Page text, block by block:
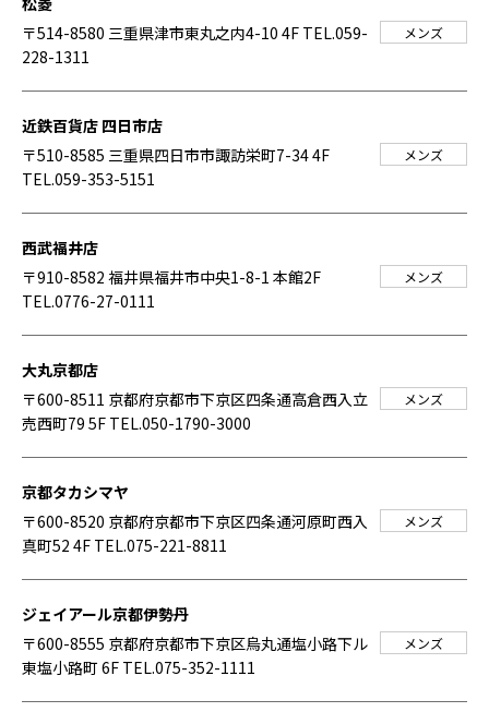
〒514-8580 三重県津市東丸之内4-10 4F TEL.059-
228-1311
メンズ
近鉄百貨店 四日市店
〒510-8585 三重県四日市市諏訪栄町7-34 4F
TEL.059-353-5151
メンズ
西武福井店
〒910-8582 福井県福井市中央1-8-1 本館2F
TEL.0776-27-0111
メンズ
大丸京都店
〒600-8511 京都府京都市下京区四条通高倉西入立
売西町79 5F TEL.050-1790-3000
メンズ
京都タカシマヤ
〒600-8520 京都府京都市下京区四条通河原町西入
真町52 4F TEL.075-221-8811
メンズ
ジェイアール京都伊勢丹
〒600-8555 京都府京都市下京区烏丸通塩小路下ル
東塩小路町 6F TEL.075-352-1111
メンズ